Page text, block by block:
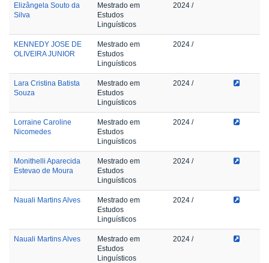
Elizângela Souto da
Silva
Mestrado em
Estudos
Linguísticos
2024 /
KENNEDY JOSE DE
OLIVEIRA JUNIOR
Mestrado em
Estudos
Linguísticos
2024 /
Lara Cristina Batista
Souza
Mestrado em
Estudos
Linguísticos
2024 /
Lorraine Caroline
Nicomedes
Mestrado em
Estudos
Linguísticos
2024 /
Monithelli Aparecida
Estevao de Moura
Mestrado em
Estudos
Linguísticos
2024 /
Nauali Martins Alves
Mestrado em
Estudos
Linguísticos
2024 /
Nauali Martins Alves
Mestrado em
Estudos
Linguísticos
2024 /